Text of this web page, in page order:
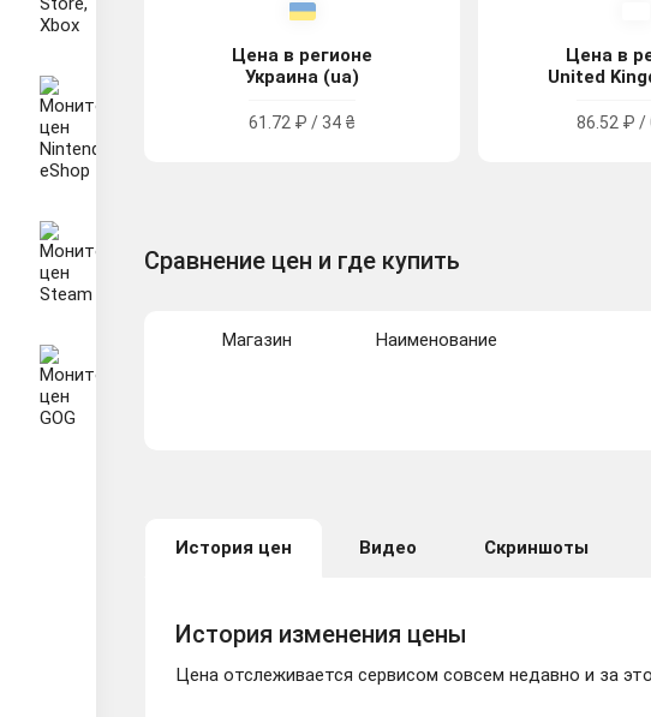
Цена в регионе
Украина (ua)
61.72 ₽ / 34 ₴
Цена в
United
86.52 ₽ /
Сравнение цен и где купить
Магазин Наименование
История цен Видео Скриншоты
История изменения цены
Цена отслеживается сервисом совсем недавно и за